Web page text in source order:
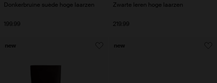
Donkerbruine suède hoge laarzen
199.99
Zwarte leren hoge laarzen
219.99
new new